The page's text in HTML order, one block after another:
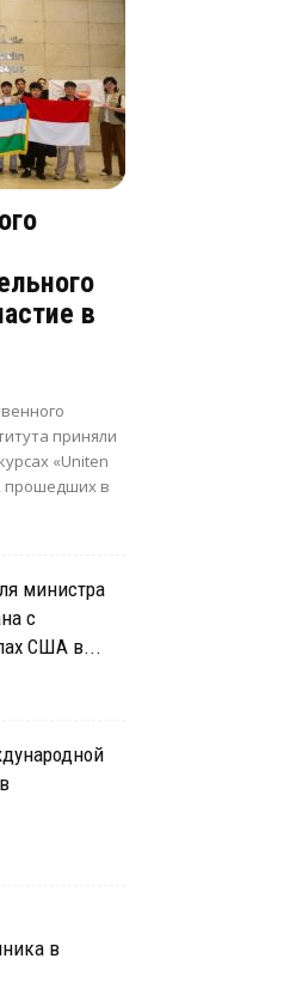
в
приняли
«Uniten
прошедших в
министра
с
США в...
в